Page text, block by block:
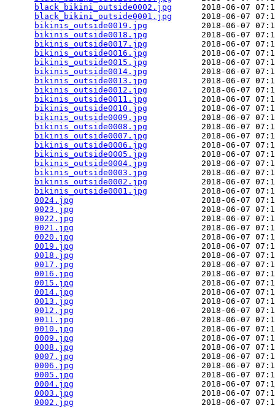
black_bikini_outside0002.jpg
2018-06-07
black_bikini_outside0001.jpg
2018-06-07
bikinis_outside0019.jpg
2018-06-07
bikinis_outside0018.jpg
2018-06-07
bikinis_outside0017.jpg
2018-06-07
bikinis_outside0016.jpg
2018-06-07
bikinis_outside0015.jpg
2018-06-07
bikinis_outside0014.jpg
2018-06-07
bikinis_outside0013.jpg
2018-06-07
bikinis_outside0012.jpg
2018-06-07
bikinis_outside0011.jpg
2018-06-07
bikinis_outside0010.jpg
2018-06-07
bikinis_outside0009.jpg
2018-06-07
bikinis_outside0008.jpg
2018-06-07
bikinis_outside0007.jpg
2018-06-07
bikinis_outside0006.jpg
2018-06-07
bikinis_outside0005.jpg
2018-06-07
bikinis_outside0004.jpg
2018-06-07
bikinis_outside0003.jpg
2018-06-07
bikinis_outside0002.jpg
2018-06-07
bikinis_outside0001.jpg
2018-06-07
0024.jpg
2018-06-07
0023.jpg
2018-06-07
0022.jpg
2018-06-07
0021.jpg
2018-06-07
0020.jpg
2018-06-07
0019.jpg
2018-06-07
0018.jpg
2018-06-07
0017.jpg
2018-06-07
0016.jpg
2018-06-07
0015.jpg
2018-06-07
0014.jpg
2018-06-07
0013.jpg
2018-06-07
0012.jpg
2018-06-07
0011.jpg
2018-06-07
0010.jpg
2018-06-07
0009.jpg
2018-06-07
0008.jpg
2018-06-07
0007.jpg
2018-06-07
0006.jpg
2018-06-07
0005.jpg
2018-06-07
0004.jpg
2018-06-07
0003.jpg
2018-06-07
0002.jpg